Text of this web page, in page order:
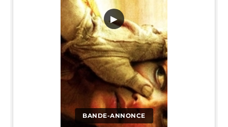
BANDE-ANNONCE
▶